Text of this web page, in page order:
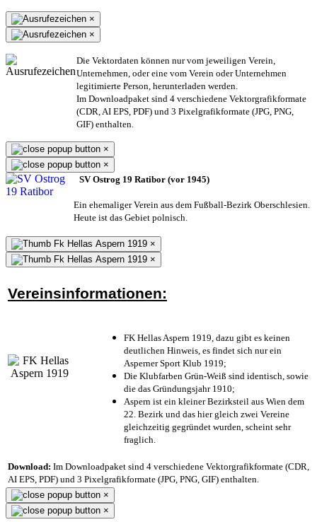
×
×
Die Vektordaten können nur vom jeweiligen Verein,
Unternehmen, oder eine vom Verein oder Unternehmen
legitimierte Person, herunterladen werden.
Im Downloadpaket sind 4 verschiedene Vektorgrafikformate
(CDR, AI EPS, PDF) und 3 Pixelgrafikformate (JPG, PNG,
GIF) enthalten.
×
×
SV Ostrog 19 Ratibor (vor 1945)
Ein ehemaliger Verein aus dem Fußball-Bezirk Oberschlesien.
Heute ist das Gebiet polnisch.
×
×
Vereinsinformationen:
FK Hellas Aspern 1919, dazu gibt es keinen
deutlichen Hinweis, es findet sich nur ein
Asperner Sport Klub 1919;
Die Klubfarben Grün-Weiß sind identisch, sowie
die das Gründungsjahr 1910;
Aspern ist ein kleiner Bezirksteil aus Wien dem
22. Bezirk und das hier gleich zwei Vereine
gleichzeitig gegründet wurden, scheint sehr
fraglich.
Download: Im Downloadpaket sind 4 verschiedene Vektorgrafikformate (CDR,
AI EPS, PDF) und 3 Pixelgrafikformate (JPG, PNG, GIF) enthalten.
×
×